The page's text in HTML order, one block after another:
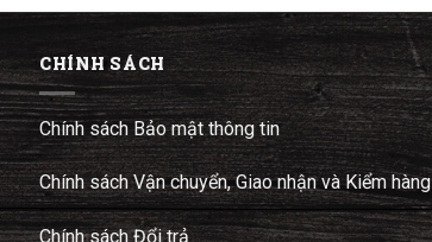
CHÍNH SÁCH
Chính sách Bảo mật thông tin
Chính sách Vận chuyển, Giao nhận và Kiểm hàng
Chính sách Đổi trả